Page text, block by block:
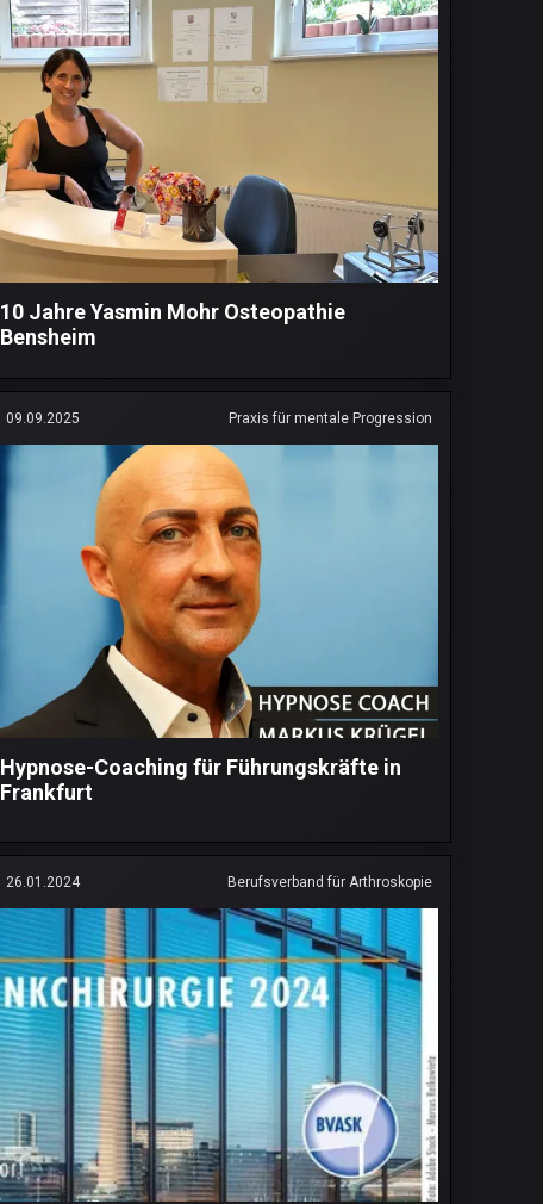
10 Jahre Yasmin Mohr Osteopathie
Bensheim
09.09.2025 Praxis für mentale Progression
Hypnose-Coaching für Führungskräfte in
Frankfurt
26.01.2024 Berufsverband für Arthroskopie